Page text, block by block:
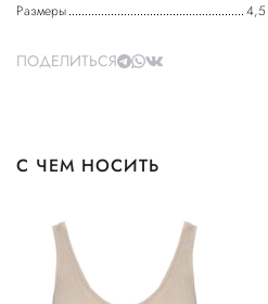
Размеры
ПОДЕЛИТЬСЯ
С ЧЕМ НОСИТЬ